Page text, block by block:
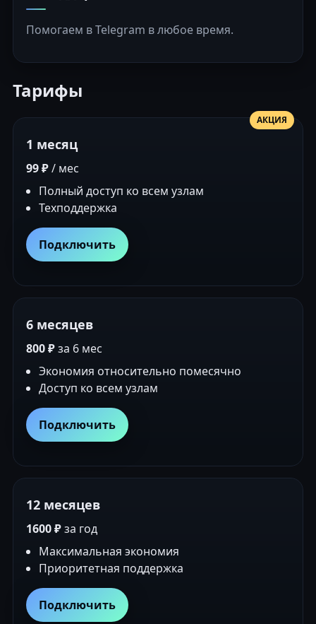
Помогаем в Telegram в любое время.
Тарифы
АКЦИЯ
1 месяц
99 ₽/ мес
Полный доступ ко всем узлам
Техподдержка
Подключить
6 месяцев
800 ₽за 6 мес
Экономия относительно помесячно
Доступ ко всем узлам
Подключить
12 месяцев
1600 ₽за год
Максимальная экономия
Приоритетная поддержка
Подключить